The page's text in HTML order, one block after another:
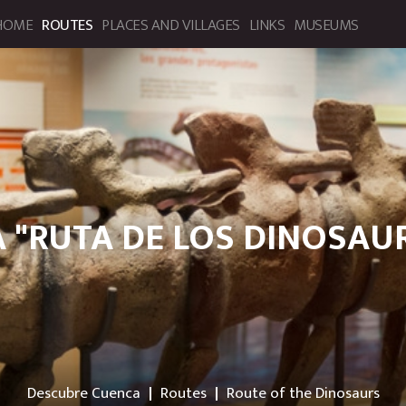
Cuenca. Portal de
ROUTES PLACES AND VILLAGES LINKS MUSEUMS
"RUTA DE LOS
Descubre Cuenca Routes Route of the Dinosaurs